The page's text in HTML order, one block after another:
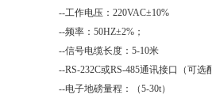
--工作电压：220VAC±10%
--频率：50HZ±2%；
--信号电缆长度：5-10米
--RS-232C或RS-485通讯接口（可选
--电子地磅量程：（5-30t）